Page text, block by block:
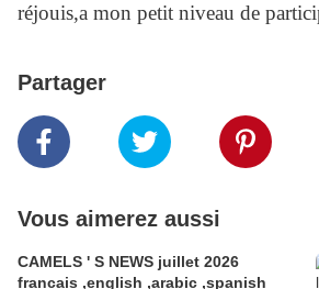
réjouis,a mon petit niveau de
Partager
Vous aimerez aussi
CAMELS ' S NEWS juillet 2026
francais ,english ,arabic ,spanish